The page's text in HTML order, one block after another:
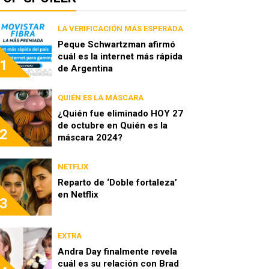
1
LA VERIFICACIÓN MÁS ESPERADA
Peque Schwartzman afirmó
cuál es la internet más rápida
de Argentina
2
QUIÉN ES LA MÁSCARA
¿Quién fue eliminado HOY 27
de octubre en Quién es la
máscara 2024?
3
NETFLIX
Reparto de ‘Doble fortaleza’
en Netflix
EXTRA
Andra Day finalmente revela
cuál es su relación con Brad